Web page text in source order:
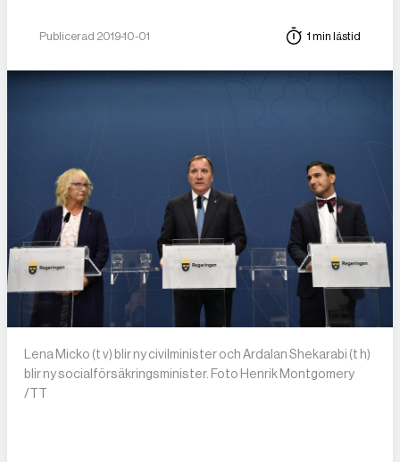
Publicerad 2019-10-01 1 min lästid
Lena Micko (t v) blir ny civilminister och Ardalan Shekarabi (t h)
blir ny socialförsäkringsminister. Foto Henrik Montgomery
/TT